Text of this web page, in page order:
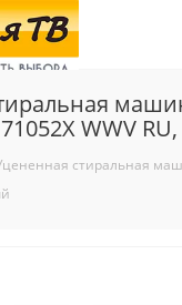
WWV
стиральная